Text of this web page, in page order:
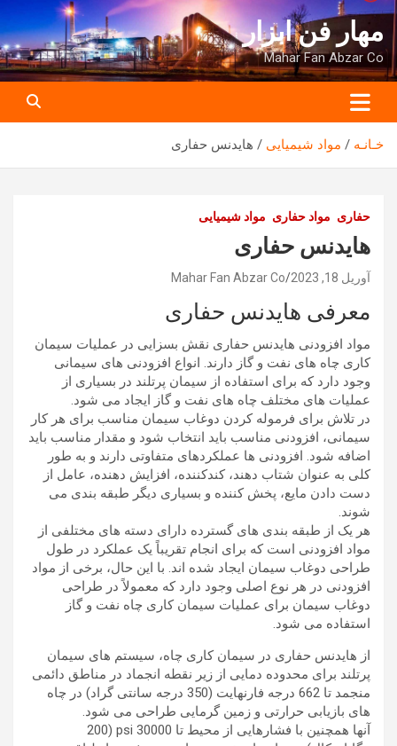
به
محتوا
برویدمهار فن ابزار
Mahar Fan Abzar Co
خـانـه مواد شیمیایی هایدنس حفاری
حفاری مواد حفاری مواد شیمیایی
هایدنس حفاری
آوریل 18, 2023 Mahar Fan Abzar Co
معرفی هایدنس حفاری
مواد افزودنی هایدنس حفاری نقش بسزایی در عملیات سیمان
کاری چاه های نفت و گاز دارند. انواع افزودنی های سیمانی
وجود دارد که برای استفاده از سیمان پرتلند در بسیاری از
عملیات های مختلف چاه های نفت و گاز ایجاد می شود.
در تلاش برای فرموله کردن دوغاب سیمان مناسب برای هر کار
سیمانی، افزودنی مناسب باید انتخاب شود و مقدار مناسب باید
اضافه شود. افزودنی ها عملکردهای متفاوتی دارند و به طور
کلی به عنوان شتاب دهند، کندکننده، افزایش دهنده، عامل از
دست دادن مایع، پخش کننده و بسیاری دیگر طبقه بندی می
شوند.
هر یک از طبقه بندی های گسترده دارای دسته های مختلفی از
مواد افزودنی است که برای انجام تقریباً یک عملکرد در طول
طراحی دوغاب سیمان ایجاد شده اند. با این حال، برخی از مواد
افزودنی در هر نوع اصلی وجود دارد که معمولاً در طراحی
دوغاب سیمان برای عملیات سیمان کاری چاه نفت و گاز
استفاده می شود.
از هایدنس حفاری در سیمان کاری چاه، سیستم های سیمان
پرتلند برای محدوده دمایی از زیر نقطه انجماد در مناطق دائمی
منجمد تا 662 درجه فارنهایت (350 درجه سانتی گراد) در چاه
های بازیابی حرارتی و زمین گرمایی طراحی می شود.
آنها همچنین با فشارهایی از محیط تا 30000 psi (200